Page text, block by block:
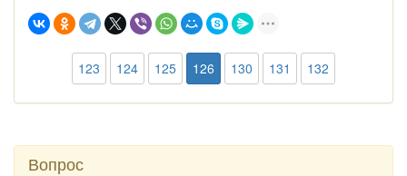
123 124 125 126 130 131 132
Вопрос